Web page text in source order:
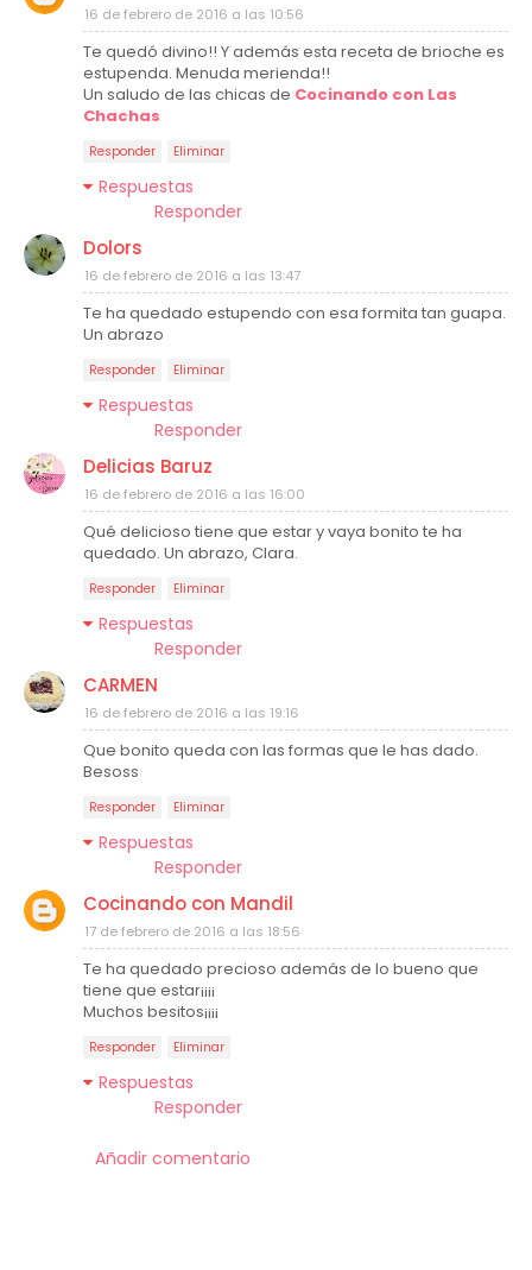
16 de febrero de 2016 a las 10:56
Te quedó divino!! Y además esta receta de brioche es
estupenda. Menuda merienda!!
Un saludo de las chicas de Cocinando con Las
Chachas
Responder Eliminar
Respuestas
Responder
Dolors
16 de febrero de 2016 a las 13:47
Te ha quedado estupendo con esa formita tan guapa.
Un abrazo
Responder Eliminar
Respuestas
Responder
Delicias Baruz
16 de febrero de 2016 a las 16:00
Qué delicioso tiene que estar y vaya bonito te ha
quedado. Un abrazo, Clara.
Responder Eliminar
Respuestas
Responder
CARMEN
16 de febrero de 2016 a las 19:16
Que bonito queda con las formas que le has dado.
Besoss
Responder Eliminar
Respuestas
Responder
Cocinando con Mandil
17 de febrero de 2016 a las 18:56
Te ha quedado precioso además de lo bueno que
tiene que estar¡¡¡¡
Muchos besitos¡¡¡¡
Responder Eliminar
Respuestas
Responder
Añadir comentario